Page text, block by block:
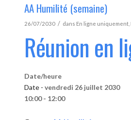
AA Humilité (semaine)
26/07/2030 / dans En ligne uniquement
Réunion en
Date/heure
Date - vendredi 26 juillet 2030
10:00 - 12:00